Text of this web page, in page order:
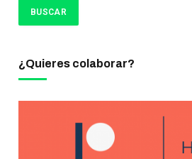
¿Quieres colaborar?